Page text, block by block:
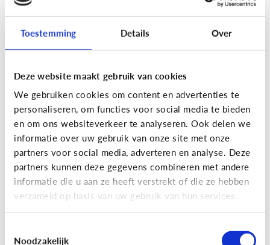
Toestemming Details Over
Deze website maakt gebruik van cookies
We gebruiken cookies om content en advertenties te
personaliseren, om functies voor social media te bieden
en om ons websiteverkeer te analyseren. Ook delen we
informatie over uw gebruik van onze site met onze
partners voor social media, adverteren en analyse. Deze
partners kunnen deze gegevens combineren met andere
informatie die u aan ze heeft verstrekt of die ze hebben
verzameld op basis van uw gebruik van hun services.
Noodzakelijk
Opvoeding
Zijn schermen schadelijk voor mijn
kind?